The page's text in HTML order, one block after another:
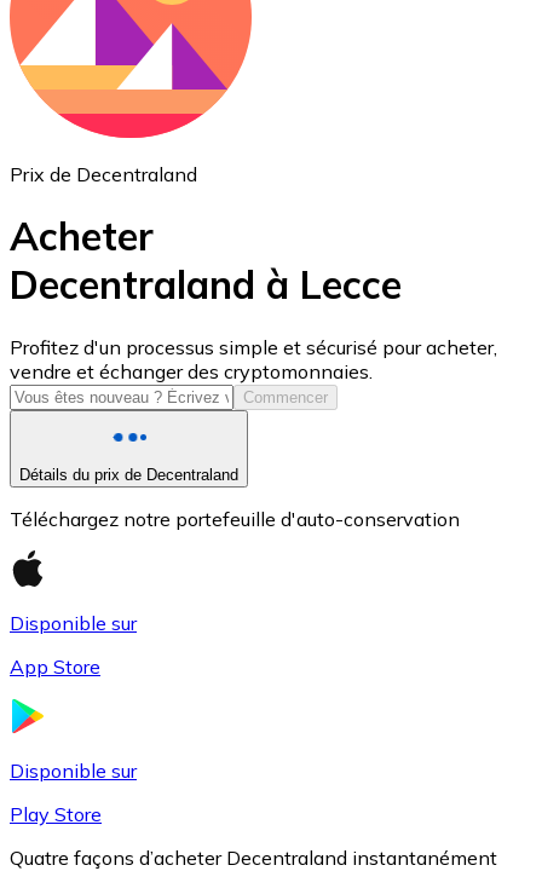
USD Coin
USDC
Prix de Decentraland
Acheter
Decentraland à Lecce
Profitez d'un processus simple et sécurisé pour acheter,
vendre et échanger des cryptomonnaies.
Commencer
Détails du prix de Decentraland
Téléchargez notre portefeuille d'auto-conservation
Disponible sur
App Store
Disponible sur
Play Store
Quatre façons d’acheter Decentraland instantanément